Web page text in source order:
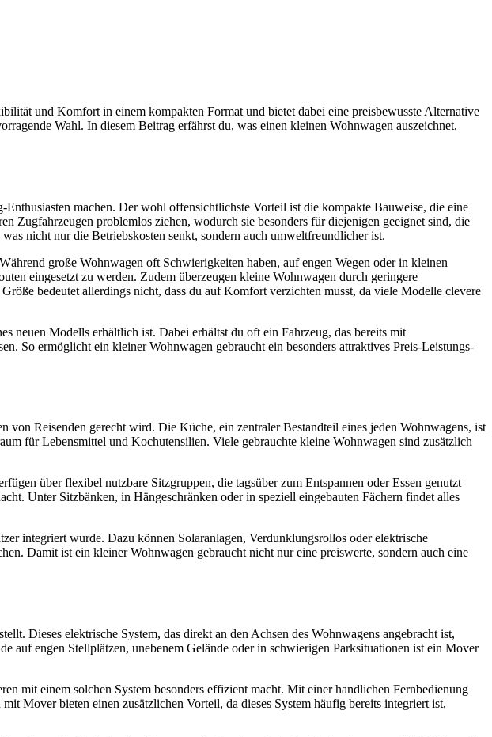
und Komfort in einem kompakten Format und bietet dabei eine preisbewusste Alternative
Wahl. In diesem Beitrag erfährst du, was einen kleinen Wohnwagen auszeichnet,
machen. Der wohl offensichtlichste Vorteil ist die kompakte Bauweise, die eine
Zugfahrzeugen problemlos ziehen, wodurch sie besonders für diejenigen geeignet sind, die
nicht nur die Betriebskosten senkt, sondern auch umweltfreundlicher ist.
große Wohnwagen oft Schwierigkeiten haben, auf engen Wegen oder in kleinen
eingesetzt zu werden. Zudem überzeugen kleine Wohnwagen durch geringere
bedeutet allerdings nicht, dass du auf Komfort verzichten musst, da viele Modelle clevere
neuen Modells erhältlich ist. Dabei erhältst du oft ein Fahrzeug, das bereits mit
So ermöglicht ein kleiner Wohnwagen gebraucht ein besonders attraktives Preis-Leistungs-
Reisenden gerecht wird. Die Küche, ein zentraler Bestandteil eines jeden Wohnwagens, ist
für Lebensmittel und Kochutensilien. Viele gebrauchte kleine Wohnwagen sind zusätzlich
über flexibel nutzbare Sitzgruppen, die tagsüber zum Entspannen oder Essen genutzt
Unter Sitzbänken, in Hängeschränken oder in speziell eingebauten Fächern findet alles
integriert wurde. Dazu können Solaranlagen, Verdunklungsrollos oder elektrische
Damit ist ein kleiner Wohnwagen gebraucht nicht nur eine preiswerte, sondern auch eine
Dieses elektrische System, das direkt an den Achsen des Wohnwagens angebracht ist,
auf engen Stellplätzen, unebenem Gelände oder in schwierigen Parksituationen ist ein Mover
mit einem solchen System besonders effizient macht. Mit einer handlichen Fernbedienung
Mover bieten einen zusätzlichen Vorteil, da dieses System häufig bereits integriert ist,